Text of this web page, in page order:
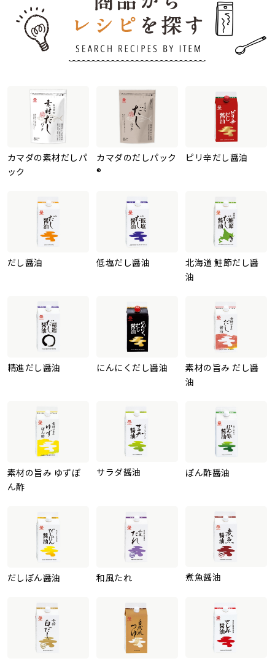
カマダの素材だしパ
ック
カマダのだしパック
®
ピリ辛だし醤油
だし醤油 低塩だし醤油
北海道 鮭節だし醤
油
精進だし醤油 にんにくだし醤油
素材の旨み だし醤
油
素材の旨み ゆずぽ
ん酢
サラダ醤油 ぽん酢醤油
だしぽん醤油 和風たれ 煮魚醤油